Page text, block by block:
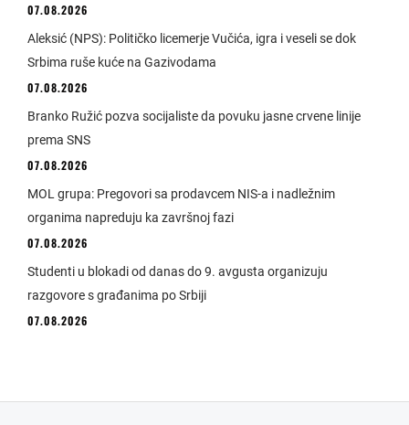
07.08.2026
Aleksić (NPS): Političko licemerje Vučića, igra i veseli se dok
Srbima ruše kuće na Gazivodama
07.08.2026
Branko Ružić pozva socijaliste da povuku jasne crvene linije
prema SNS
07.08.2026
MOL grupa: Pregovori sa prodavcem NIS-a i nadležnim
organima napreduju ka završnoj fazi
07.08.2026
Studenti u blokadi od danas do 9. avgusta organizuju
razgovore s građanima po Srbiji
07.08.2026